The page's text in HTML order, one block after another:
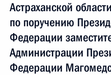
Астраханской
по поручению
Федерации
Администрации
Федерации